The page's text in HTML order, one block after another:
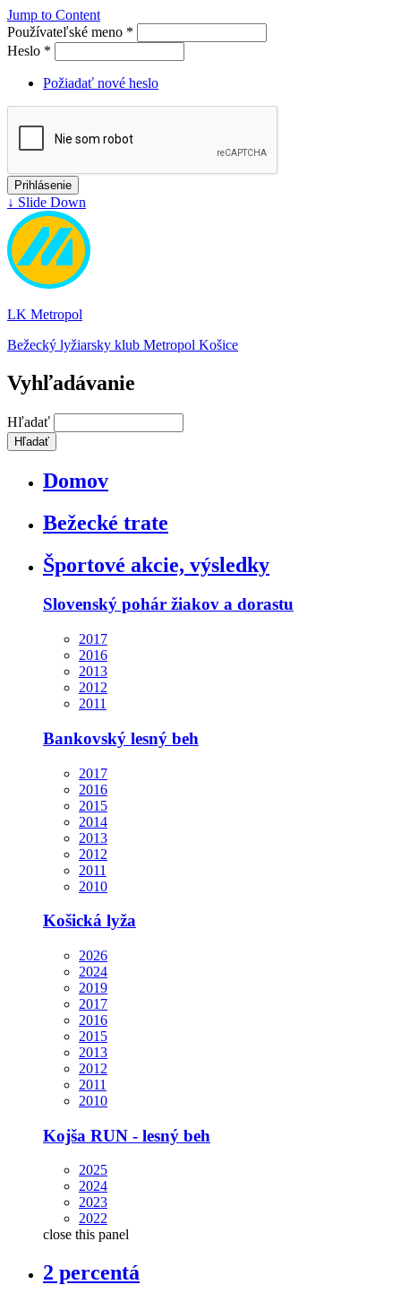
Jump to Content
Používateľské meno *
Heslo *
Požiadať nové heslo
↓ Slide Down
LK Metropol
Bežecký lyžiarsky klub Metropol Košice
Vyhľadávanie
Hľadať
Domov
Bežecké trate
Športové akcie, výsledky
Slovenský pohár žiakov a dorastu
2017
2016
2013
2012
2011
Bankovský lesný beh
2017
2016
2015
2014
2013
2012
2011
2010
Košická lyža
2026
2024
2019
2017
2016
2015
2013
2012
2011
2010
Kojša RUN - lesný beh
2025
2024
2023
2022
close this panel
2 percentá